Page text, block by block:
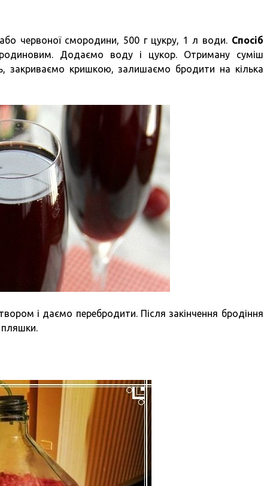
червоної смородини, 500 г цукру, 1 л води. Спосіб
Додаємо воду і цукор. Отриману суміш
закриваємо кришкою, залишаємо бродити на кілька
і даємо перебродити. Після закінчення бродіння
пляшки.